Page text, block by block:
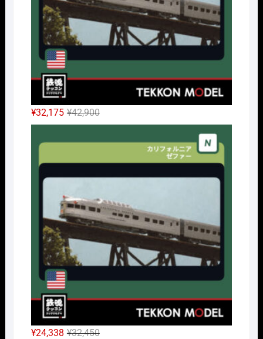
¥42,900元
の
価
で
し
た。
¥32,175
現
在
の
¥32,175
で
す。
¥32,450元
¥24,338
現